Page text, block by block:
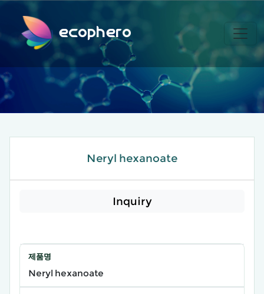
ecophero
Neryl hexanoate
Inquiry
제품명
Neryl hexanoate